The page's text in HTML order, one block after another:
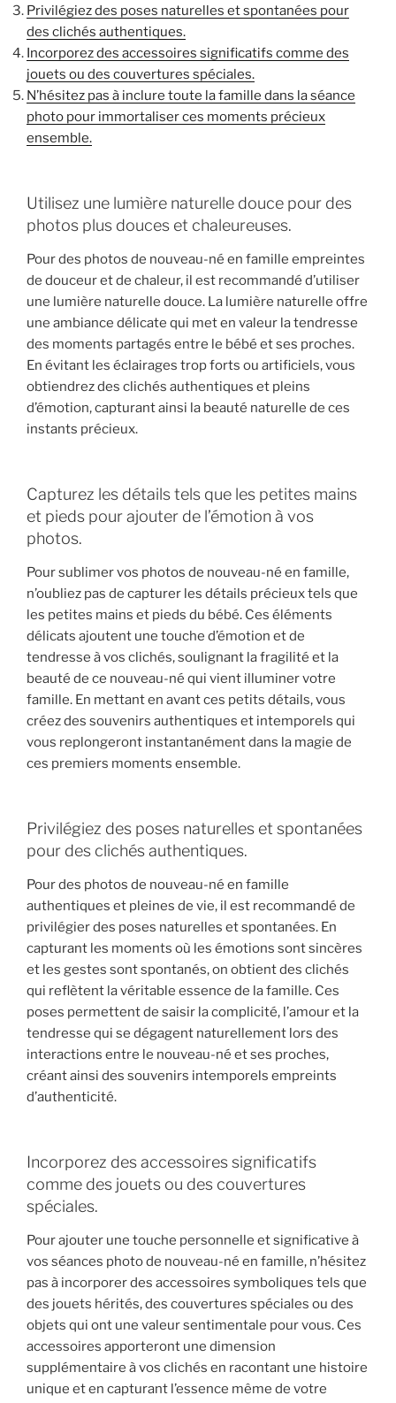
Privilégiez des poses naturelles et spontanées pour
des clichés authentiques.
Incorporez des accessoires significatifs comme des
jouets ou des couvertures spéciales.
N’hésitez pas à inclure toute la famille dans la séance
photo pour immortaliser ces moments précieux
ensemble.
Utilisez une lumière naturelle douce pour des
photos plus douces et chaleureuses.
Pour des photos de nouveau-né en famille empreintes
de douceur et de chaleur, il est recommandé d’utiliser
une lumière naturelle douce. La lumière naturelle offre
une ambiance délicate qui met en valeur la tendresse
des moments partagés entre le bébé et ses proches.
En évitant les éclairages trop forts ou artificiels, vous
obtiendrez des clichés authentiques et pleins
d’émotion, capturant ainsi la beauté naturelle de ces
instants précieux.
Capturez les détails tels que les petites mains
et pieds pour ajouter de l’émotion à vos
photos.
Pour sublimer vos photos de nouveau-né en famille,
n’oubliez pas de capturer les détails précieux tels que
les petites mains et pieds du bébé. Ces éléments
délicats ajoutent une touche d’émotion et de
tendresse à vos clichés, soulignant la fragilité et la
beauté de ce nouveau-né qui vient illuminer votre
famille. En mettant en avant ces petits détails, vous
créez des souvenirs authentiques et intemporels qui
vous replongeront instantanément dans la magie de
ces premiers moments ensemble.
Privilégiez des poses naturelles et spontanées
pour des clichés authentiques.
Pour des photos de nouveau-né en famille
authentiques et pleines de vie, il est recommandé de
privilégier des poses naturelles et spontanées. En
capturant les moments où les émotions sont sincères
et les gestes sont spontanés, on obtient des clichés
qui reflètent la véritable essence de la famille. Ces
poses permettent de saisir la complicité, l’amour et la
tendresse qui se dégagent naturellement lors des
interactions entre le nouveau-né et ses proches,
créant ainsi des souvenirs intemporels empreints
d’authenticité.
Incorporez des accessoires significatifs
comme des jouets ou des couvertures
spéciales.
Pour ajouter une touche personnelle et significative à
vos séances photo de nouveau-né en famille, n’hésitez
pas à incorporer des accessoires symboliques tels que
des jouets hérités, des couvertures spéciales ou des
objets qui ont une valeur sentimentale pour vous. Ces
accessoires apporteront une dimension
supplémentaire à vos clichés en racontant une histoire
unique et en capturant l’essence même de votre